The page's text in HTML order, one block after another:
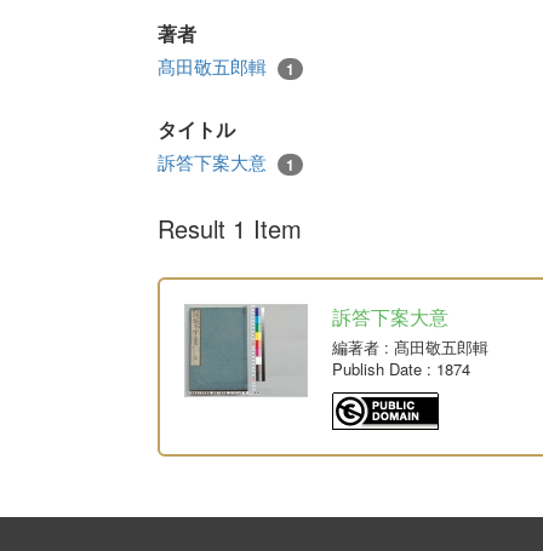
著者
髙田敬五郎輯 1
タイトル
訴答下案大意 1
Result 1 Item
訴答下案大意
編著者 : 髙田敬五郎輯
Publish Date : 1874